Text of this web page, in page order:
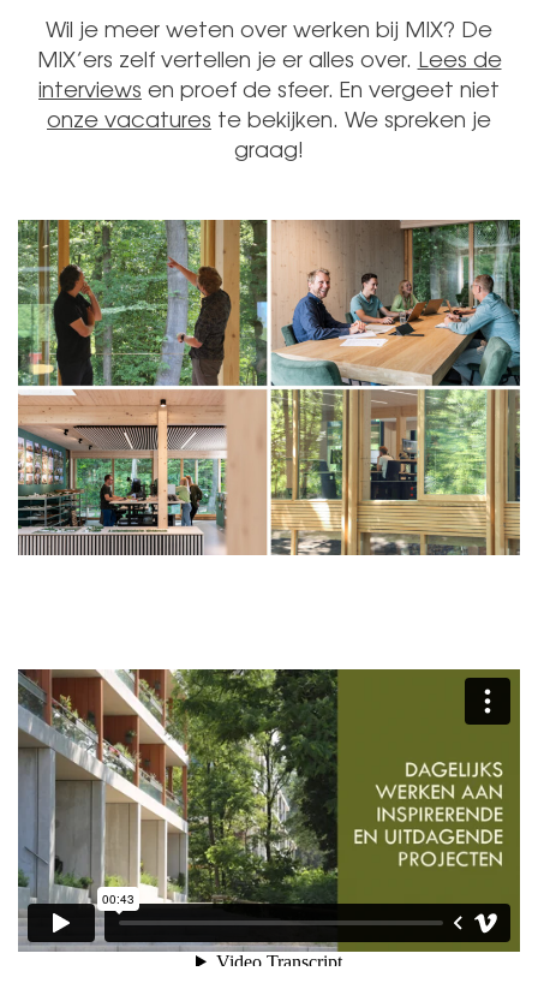
Wil je meer weten over werken bij MIX? De
MIX’ers zelf vertellen je er alles over. Lees de
interviews en proef de sfeer. En vergeet niet
onze vacatures te bekijken. We spreken je
graag!